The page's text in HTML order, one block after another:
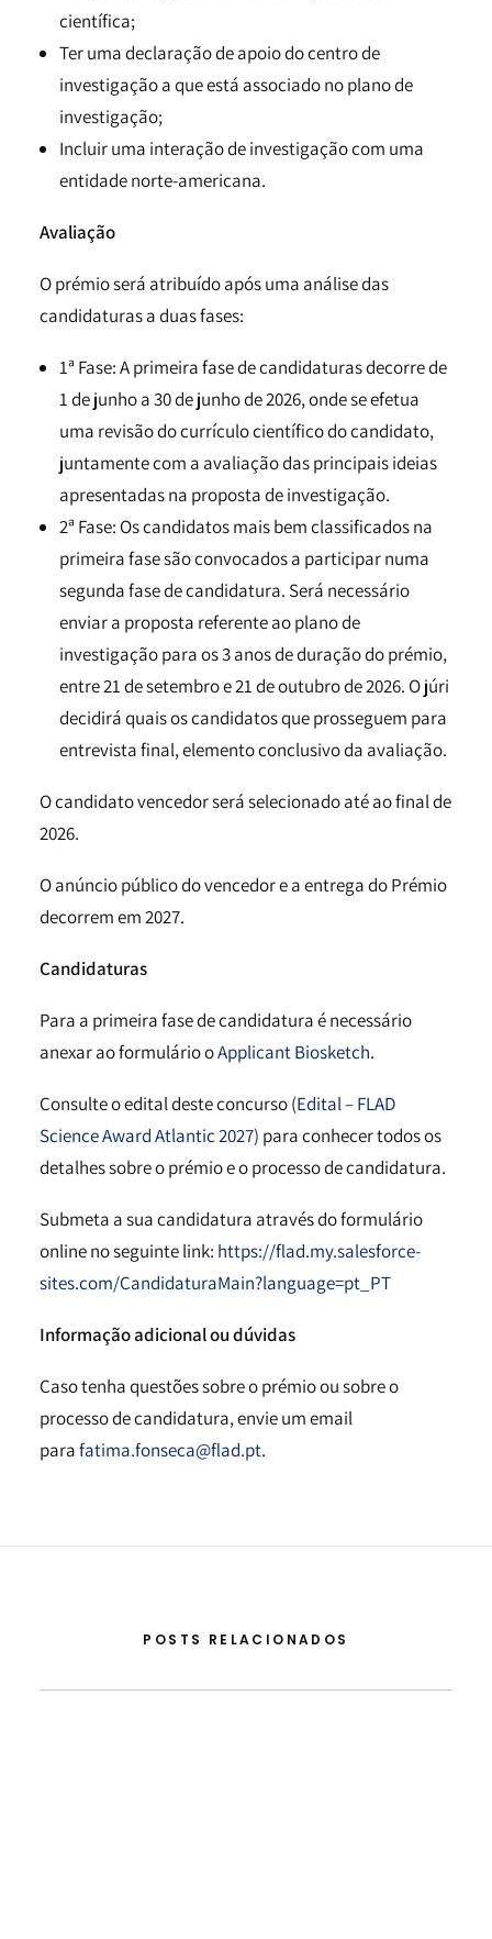
científica;
Ter uma declaração de apoio do centro de
investigação a que está associado no plano de
investigação;
Incluir uma interação de investigação com uma
entidade norte-americana.
Avaliação
O prémio será atribuído após uma análise das
candidaturas a duas fases:
1ª Fase: A primeira fase de candidaturas decorre de
1 de junho a 30 de junho de 2026, onde se efetua
uma revisão do currículo científico do candidato,
juntamente com a avaliação das principais ideias
apresentadas na proposta de investigação.
2ª Fase: Os candidatos mais bem classificados na
primeira fase são convocados a participar numa
segunda fase de candidatura. Será necessário
enviar a proposta referente ao plano de
investigação para os 3 anos de duração do prémio,
entre 21 de setembro e 21 de outubro de 2026. O júri
decidirá quais os candidatos que prosseguem para
entrevista final, elemento conclusivo da avaliação.
O candidato vencedor será selecionado até ao final de
2026.
O anúncio público do vencedor e a entrega do Prémio
decorrem em 2027.
Candidaturas
Para a primeira fase de candidatura é necessário
anexar ao formulário oApplicant Biosketch.
Consulte o edital deste concurso (Edital – FLAD
Science Award Atlantic 2027) para conhecer todos os
detalhes sobre o prémio e o processo de candidatura.
Submeta a sua candidatura através do formulário
online no seguinte link: https://flad.my.salesforce-
sites.com/CandidaturaMain?language=pt_PT
Informação adicional ou dúvidas
Caso tenha questões sobre o prémio ou sobre o
processo de candidatura, envie um email
parafatima.fonseca@flad.pt.
POSTS RELACIONADOS